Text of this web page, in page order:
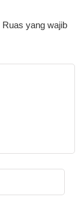
Ruas yang wajib